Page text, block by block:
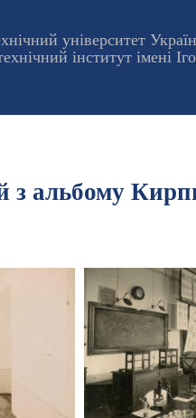
університет
інститут імені
з альбому